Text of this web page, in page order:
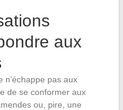
aux
n’échappe pas aux
de se conformer aux
ou, pire, une